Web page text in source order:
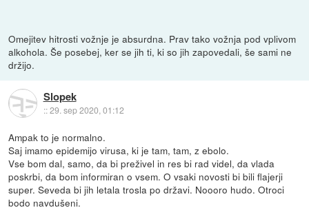
Omejitev hitrosti vožnje je absurdna. Prav tako vožnja pod vplivom
alkohola. Še posebej, ker se jih ti, ki so jih zapovedali, še sami ne
držijo.
Slopek
::29. sep 2020, 01:12
Ampak to je normalno.
Saj imamo epidemijo virusa, ki je tam, tam, z ebolo.
Vse bom dal, samo, da bi preživel in res bi rad videl, da vlada
poskrbi, da bom informiran o vsem. O vsaki novosti bi bili flajerji
super. Seveda bi jih letala trosla po državi. Noooro hudo. Otroci
bodo navdušeni.